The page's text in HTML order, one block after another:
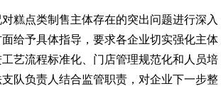
点类制售主体存在的突出问题进行深入
给予具体指导，要求各企业切实强化主体
艺流程标准化、门店管理规范化和人员培
队负责人结合监管职责，对企业下一步整